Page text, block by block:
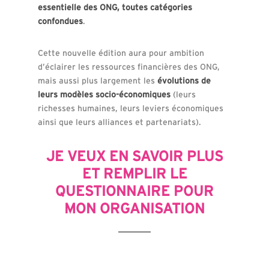
essentielle des ONG, toutes catégories
confondues.
Cette nouvelle édition aura pour ambition
d’éclairer les ressources financières des ONG,
mais aussi plus largement les évolutions de
leurs modèles socio-économiques(leurs
richesses humaines, leurs leviers économiques
ainsi que leurs alliances et partenariats).
JE VEUX EN SAVOIR PLUS
ET REMPLIR LE
QUESTIONNAIRE POUR
MON ORGANISATION